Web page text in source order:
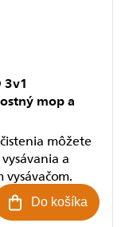
3v1
mop a
Do košíka
môžete
a